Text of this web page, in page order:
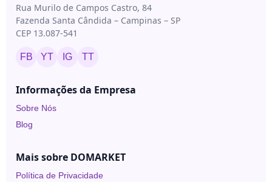
Rua Murilo de Campos Castro, 84
Fazenda Santa Cândida – Campinas – SP
CEP 13.087-541
FB YT IG TT
Informações da Empresa
Sobre Nós
Blog
Mais sobre DOMARKET
Política de Privacidade